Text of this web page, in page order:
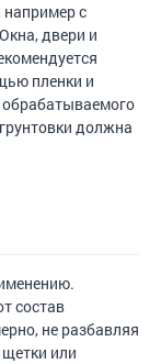
например с
двери и
пленки и
обрабатываемого
должна
состав
не разбавляя
или